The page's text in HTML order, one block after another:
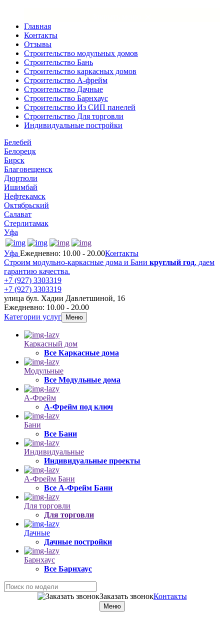
Главная
Контакты
Отзывы
Строительство модульных домов
Строительство Бань
Строительство каркасных домов
Строительство А-фрейм
Строительство Дачные
Строительство Барнхаус
Строительство Из СИП панелей
Строительство Для торговли
Индивидуальные постройки
Белебей
Белорецк
Бирск
Благовещенск
Дюртюли
Ишимбай
Нефтекамск
Октябрьский
Салават
Стерлитамак
Уфа
Уфа Ежедневно: 10.00 - 20.00Контакты
Строим модульно-каркасные дома и Бани круглый год, даем
гарантию качества.
+7 (927) 3303319
+7 (927) 3303319
улица бул. Хадии Давлетшиной, 16
Ежедневно: 10.00 - 20.00
Категории услуг
Меню
Каркасный дом
Все Каркасные дома
Модульные
Все Модульные дома
А-Фрейм
А-Фрейм под ключ
Бани
Все Бани
Индивидуальные
Индивидуальные проекты
А-Фрейм Бани
Все А-Фрейм Бани
Для торговли
Для торговли
Дачные
Дачные постройки
Барнхаус
Все Барнхаус
Заказать звонокКонтакты
Меню